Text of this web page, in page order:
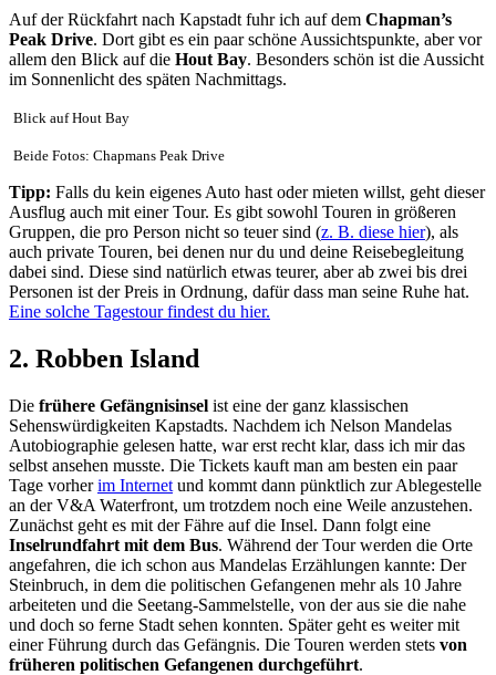
Auf der Rückfahrt nach Kapstadt fuhr ich auf dem Chapman’s
Peak Drive. Dort gibt es ein paar schöne Aussichtspunkte, aber vor
allem den Blick auf die Hout Bay. Besonders schön ist die Aussicht
im Sonnenlicht des späten Nachmittags.
Blick auf Hout Bay
Beide Fotos: Chapmans Peak Drive
Tipp: Falls du kein eigenes Auto hast oder mieten willst, geht dieser
Ausflug auch mit einer Tour. Es gibt sowohl Touren in größeren
Gruppen, die pro Person nicht so teuer sind (z. B. diese hier), als
auch private Touren, bei denen nur du und deine Reisebegleitung
dabei sind. Diese sind natürlich etwas teurer, aber ab zwei bis drei
Personen ist der Preis in Ordnung, dafür dass man seine Ruhe hat.
Eine solche Tagestour findest du hier.
2. Robben Island
Die frühere Gefängnisinsel ist eine der ganz klassischen
Sehenswürdigkeiten Kapstadts. Nachdem ich Nelson Mandelas
Autobiographie gelesen hatte, war erst recht klar, dass ich mir das
selbst ansehen musste. Die Tickets kauft man am besten ein paar
Tage vorherim Internet und kommt dann pünktlich zur Ablegestelle
an der V&A Waterfront, um trotzdem noch eine Weile anzustehen.
Zunächst geht es mit der Fähre auf die Insel. Dann folgt eine
Inselrundfahrt mit dem Bus. Während der Tour werden die Orte
angefahren, die ich schon aus Mandelas Erzählungen kannte: Der
Steinbruch, in dem die politischen Gefangenen mehr als 10 Jahre
arbeiteten und die Seetang-Sammelstelle, von der aus sie die nahe
und doch so ferne Stadt sehen konnten. Später geht es weiter mit
einer Führung durch das Gefängnis. Die Touren werden stets von
früheren politischen Gefangenen durchgeführt.